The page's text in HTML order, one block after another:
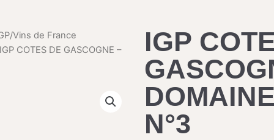
IGP
N°3
Vins de France
COTES DE GASCOGNE –